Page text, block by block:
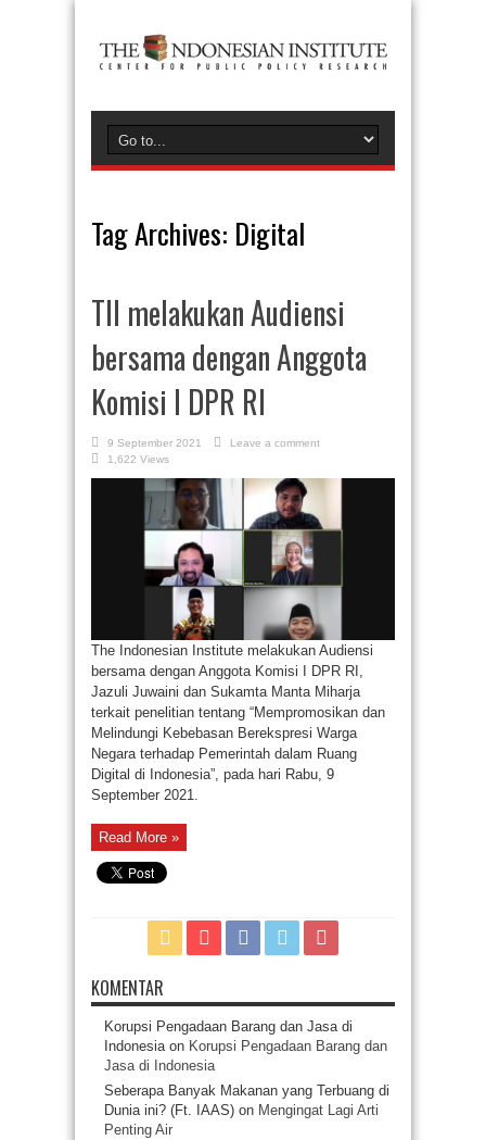
Tag Archives: Digital
TII melakukan Audiensi
bersama dengan Anggota
Komisi I DPR RI
9 September 2021
Leave a comment
1,622 Views
The Indonesian Institute melakukan Audiensi
bersama dengan Anggota Komisi I DPR RI,
Jazuli Juwaini dan Sukamta Manta Miharja
terkait penelitian tentang “Mempromosikan dan
Melindungi Kebebasan Berekspresi Warga
Negara terhadap Pemerintah dalam Ruang
Digital di Indonesia”, pada hari Rabu, 9
September 2021.
Read More »
KOMENTAR
Korupsi Pengadaan Barang dan Jasa di
Indonesiaon Korupsi Pengadaan Barang dan
Jasa di Indonesia
Seberapa Banyak Makanan yang Terbuang di
Dunia ini? (Ft. IAAS) on Mengingat Lagi Arti
Penting Air